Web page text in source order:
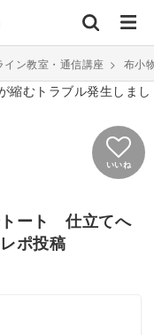
イン教室・通信講座 > 布小
いいね
トート 仕立てへ
ポ投稿